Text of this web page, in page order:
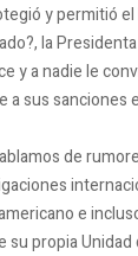
y permitió
la
y a nadie le
sus sanciones
de
e
propia